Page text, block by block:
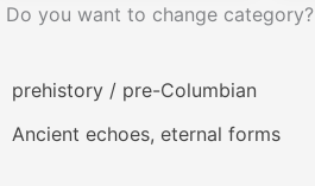
Do you want to change category?
prehistory / pre-Columbian
Ancient echoes, eternal forms